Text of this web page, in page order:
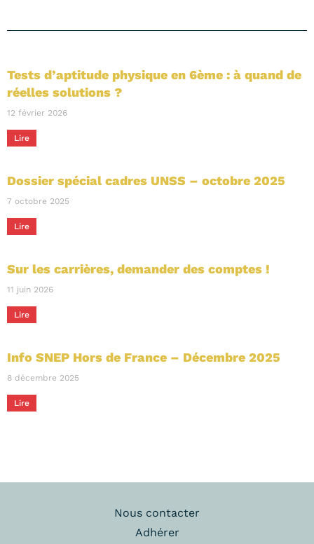
Tests d’aptitude physique en 6ème : à quand de
réelles solutions ?
12 février 2026
Lire
Dossier spécial cadres UNSS – octobre 2025
7 octobre 2025
Lire
Sur les carrières, demander des comptes !
11 juin 2026
Lire
Info SNEP Hors de France – Décembre 2025
8 décembre 2025
Lire
Nous contacter
Adhérer